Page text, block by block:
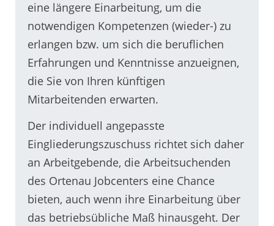
eine längere Einarbeitung, um die
notwendigen Kompetenzen (wieder-) zu
erlangen bzw. um sich die beruflichen
Erfahrungen und Kenntnisse anzueignen,
die Sie von Ihren künftigen
Mitarbeitenden erwarten.
Der individuell angepasste
Eingliederungszuschuss richtet sich daher
an Arbeitgebende, die Arbeitsuchenden
des Ortenau Jobcenters eine Chance
bieten, auch wenn ihre Einarbeitung über
das betriebsübliche Maß hinausgeht. Der